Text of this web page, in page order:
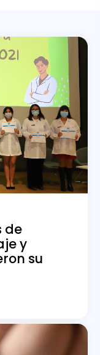
de
y
su